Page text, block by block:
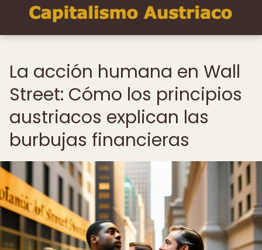
La acción humana en Wall
Street: Cómo los principios
austriacos explican las
burbujas financieras